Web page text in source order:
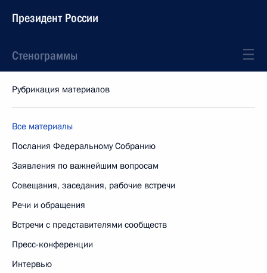
Президент России
Стенограммы
Рубрикация материалов
Все материалы
Послания Федеральному Собранию
Заявления по важнейшим вопросам
Совещания, заседания, рабочие встречи
Речи и обращения
Встречи с представителями сообществ
Пресс-конференции
Интервью